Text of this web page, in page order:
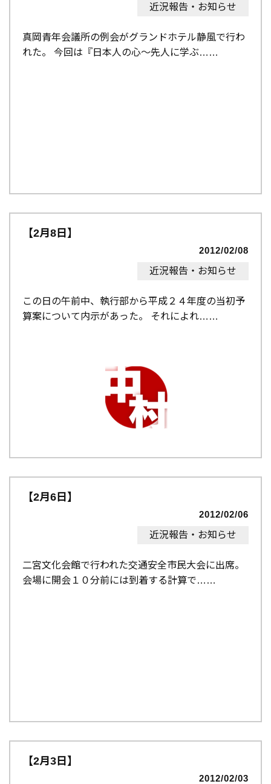
近況報告・お知らせ
真岡青年会議所の例会がグランドホテル静風で行わ
れた。 今回は『日本人の心～先人に学ぶ…
【2月8日】
2012/02/08
近況報告・お知らせ
この日の午前中、執行部から平成２４年度の当初予
算案について内示があった。 それによれ…
【2月6日】
2012/02/06
近況報告・お知らせ
二宮文化会館で行われた交通安全市民大会に出席。
会場に開会１０分前には到着する計算で…
【2月3日】
2012/02/03